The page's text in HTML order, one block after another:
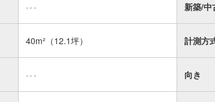
--- 新築/中
40m² （12.1坪） 計測方
--- 向き